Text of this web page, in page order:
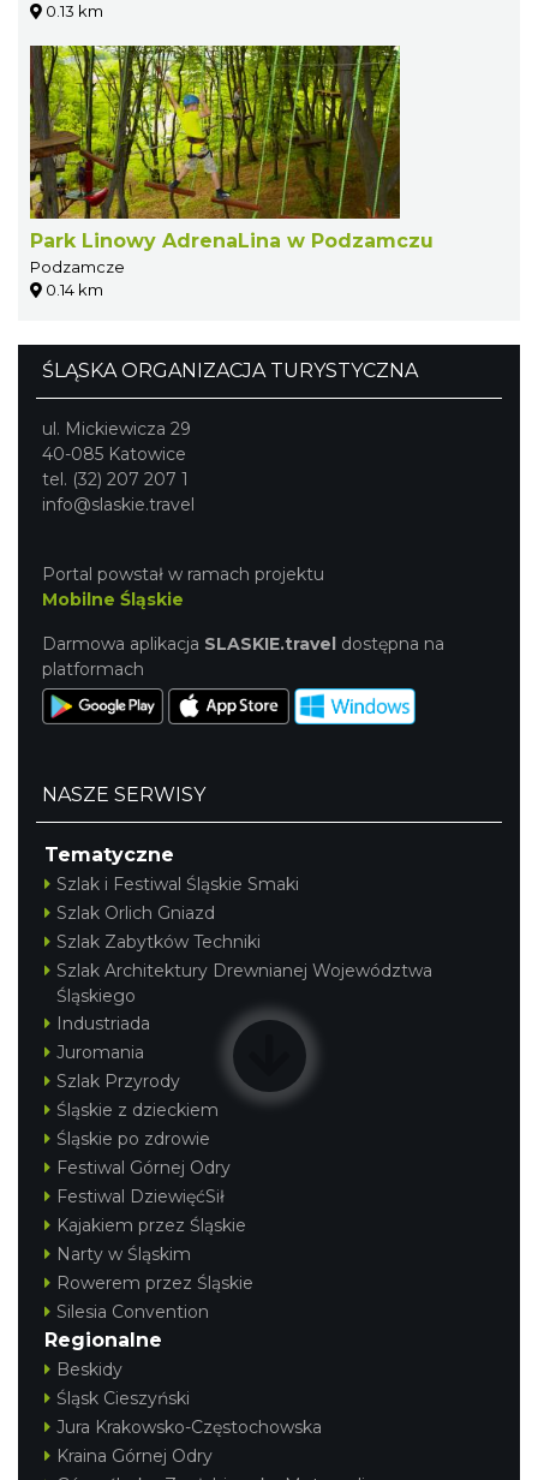
0.13 km
Park Linowy AdrenaLina w Podzamczu
Podzamcze
0.14 km
ŚLĄSKA ORGANIZACJA TURYSTYCZNA
ul. Mickiewicza 29
40-085 Katowice
tel. (32) 207 207 1
info@slaskie.travel
Portal powstał w ramach projektu
Mobilne Śląskie
Darmowa aplikacja SLASKIE.travel dostępna na
platformach
NASZE SERWISY
Tematyczne
Szlak i Festiwal Śląskie Smaki
Szlak Orlich Gniazd
Szlak Zabytków Techniki
Szlak Architektury Drewnianej Województwa
Śląskiego
Industriada
Juromania
Szlak Przyrody
Śląskie z dzieckiem
Śląskie po zdrowie
Festiwal Górnej Odry
Festiwal DziewięćSił
Kajakiem przez Śląskie
Narty w Śląskim
Rowerem przez Śląskie
Silesia Convention
Regionalne
Beskidy
Śląsk Cieszyński
Jura Krakowsko-Częstochowska
Kraina Górnej Odry